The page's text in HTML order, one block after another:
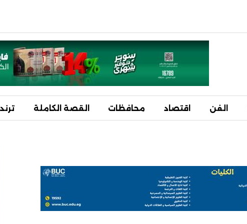
الفن اقتصاد محافظات القصة الكاملة